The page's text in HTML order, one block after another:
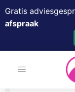
Gratis
afspraak